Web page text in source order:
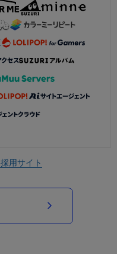
採用サイト